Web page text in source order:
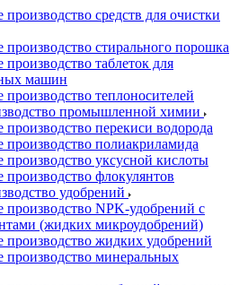
производство средств для очистки
производство стирального порошка
производство таблеток для
машин
производство теплоносителей
промышленной химии
производство перекиси водорода
производство полиакриламида
производство уксусной кислоты
производство флокулянтов
удобрений
производство NPK-удобрений с
(жидких микроудобрений)
производство жидких удобрений
производство минеральных